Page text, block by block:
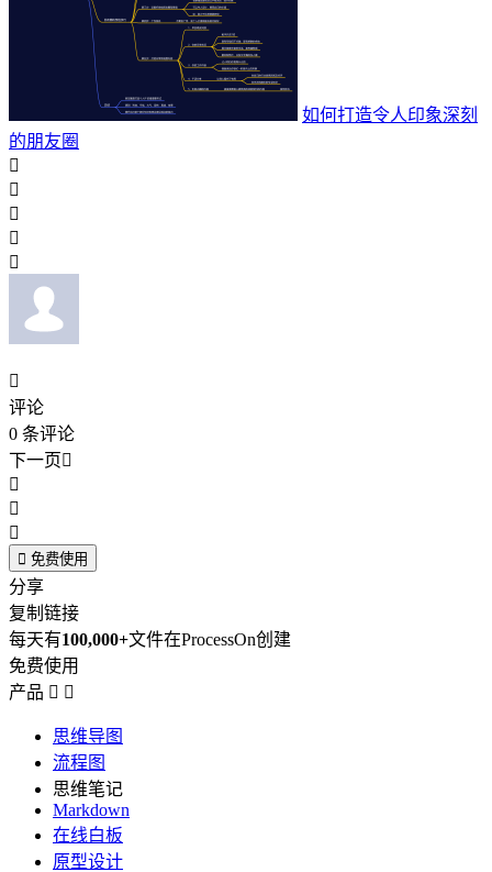
如何打造令人印象深刻
的朋友圈






评论
0 条评论
下一页



 免费使用
分享
复制链接
每天有100,000+文件在ProcessOn创建
免费使用
产品  
思维导图
流程图
思维笔记
Markdown
在线白板
原型设计